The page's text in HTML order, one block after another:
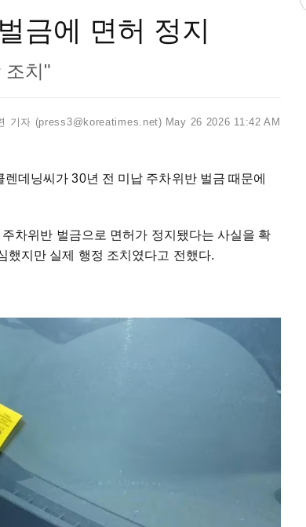
금에 면허 정지
조치"
기자 (press3@koreatimes.net) May 26 2026 11:42 AM
데닝씨가 30년 전 미납 주차위반 벌금 때문에
차위반 벌금으로 면허가 정지됐다는 사실을 확
했지만 실제 행정 조치였다고 전했다.